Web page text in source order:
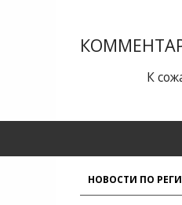
К
НОВОСТИ ПО